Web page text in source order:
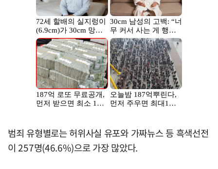
범죄 유형별로는 허위사실 유포와 가짜뉴스 등 흑색선전
이 257명(46.6%)으로 가장 많았다.